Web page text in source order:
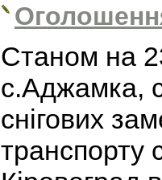
Станом на
с.Аджамка,
снігових
транспорту